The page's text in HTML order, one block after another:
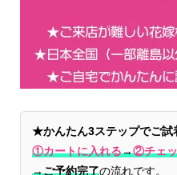
★かんたん3ステップでご試
①カートに入れる→②チェ
→ご予約完了の流れです。